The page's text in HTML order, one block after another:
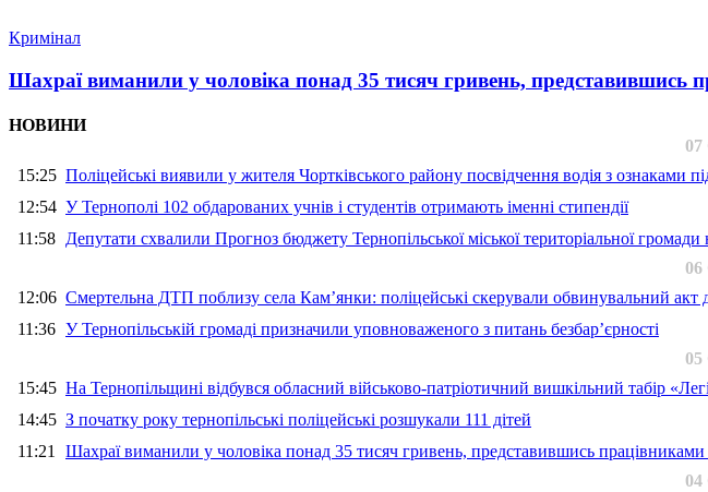
Кримінал
Шахраї виманили у чоловіка понад 35 тисяч гривень, представившись
НОВИНИ
15:25 Поліцейські виявили у жителя Чортківського району посвідчення водія з ознаками
12:54 У Тернополі 102 обдарованих учнів і студентів отримають іменні стипендії
11:58 Депутати схвалили Прогноз бюджету Тернопільської міської територіальної
12:06 Смертельна ДТП поблизу села Кам’янки: поліцейські скерували обвинувальний акт
11:36 У Тернопільській громаді призначили уповноваженого з питань безбар’єрності
15:45 На Тернопільщині відбувся обласний військово-патріотичний вишкільний табір
14:45 З початку року тернопільські поліцейські розшукали 111 дітей
11:21 Шахраї виманили у чоловіка понад 35 тисяч гривень, представившись